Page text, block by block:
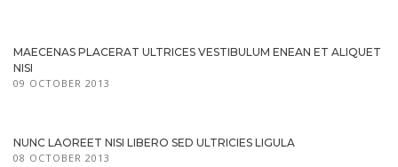
MAECENAS PLACERAT ULTRICES VESTIBULUM ENEAN ET ALIQUET
NISI
09 OCTOBER 2013
NUNC LAOREET NISI LIBERO SED ULTRICIES LIGULA
08 OCTOBER 2013